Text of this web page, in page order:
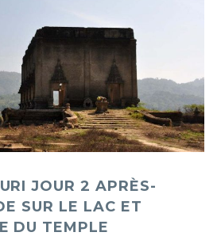
JOUR 2 APRÈS-
SUR LE LAC ET
DU TEMPLE